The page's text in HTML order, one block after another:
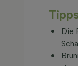
Die